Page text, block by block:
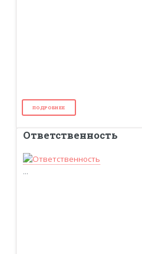
ПОДРОБНЕЕ
Ответственность
...